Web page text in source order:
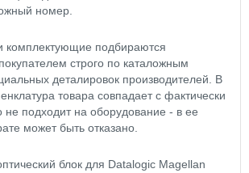
номер.
комплектующие подбираются
строго по каталожным
деталировок производителей. В
товара совпадает с фактически
не подходит на оборудование - в ее
может быть отказано.
блок для Datalogic Magellan